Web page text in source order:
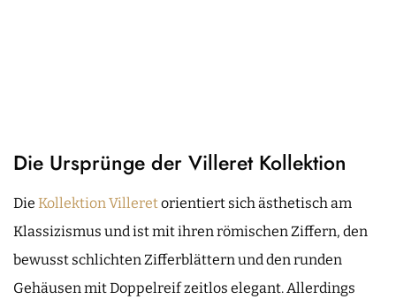
Die Ursprünge der Villeret Kollektion
Die Kollektion Villeretorientiert sich ästhetisch am
Klassizismus und ist mit ihren römischen Ziffern, den
bewusst schlichten Zifferblättern und den runden
Gehäusen mit Doppelreif zeitlos elegant. Allerdings